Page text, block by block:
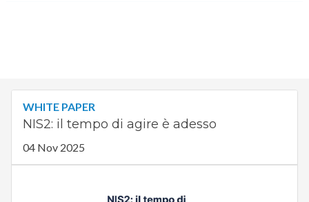
WHITE PAPER
NIS2: il tempo di agire è adesso
04 Nov 2025